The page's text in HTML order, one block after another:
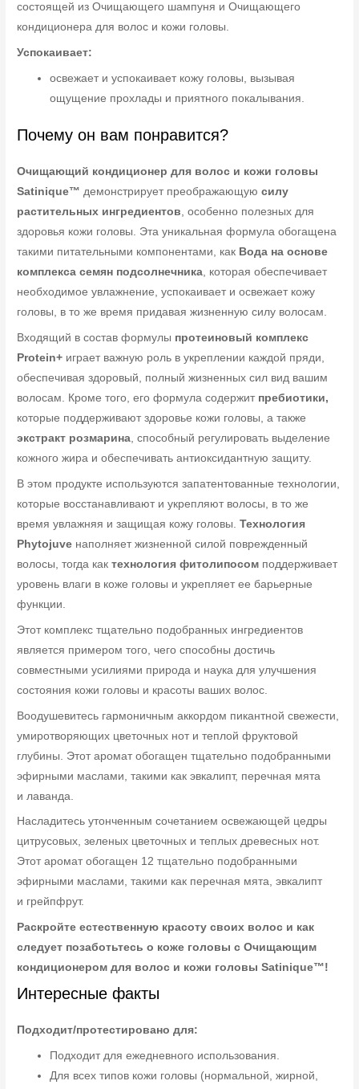
состоящей из Очищающего шампуня и Очищающего
кондиционера для волос и кожи головы.
Успокаивает:
освежает и успокаивает кожу головы, вызывая
ощущение прохлады и приятного покалывания.
Почему он вам понравится?
Очищающий кондиционер для волос и кожи головы
Satinique™ демонстрирует преображающуюсилу
растительных ингредиентов, особенно полезных для
здоровья кожи головы. Эта уникальная формула обогащена
такими питательными компонентами, как Вода на основе
комплекса семян подсолнечника, которая обеспечивает
необходимое увлажнение, успокаивает и освежает кожу
головы, в то же время придавая жизненную силу волосам.
Входящий в состав формулы протеиновый комплекс
Protein+ играет важную роль в укреплении каждой пряди,
обеспечивая здоровый, полный жизненных сил вид вашим
волосам. Кроме того, его формула содержит пребиотики,
которые поддерживают здоровье кожи головы, а также
экстракт розмарина, способный регулировать выделение
кожного жира и обеспечивать антиоксидантную защиту.
В этом продукте используются запатентованные технологии,
которые восстанавливают и укрепляют волосы, в то же
время увлажняя и защищая кожу головы.Технология
Phytojuve наполняет жизненной силой поврежденный
волосы, тогда кактехнология фитолипосом поддерживает
уровень влаги в коже головы и укрепляет ее барьерные
функции.
Этот комплекс тщательно подобранных ингредиентов
является примером того, чего способны достичь
совместными усилиями природа и наука для улучшения
состояния кожи головы и красоты ваших волос.
Воодушевитесь гармоничным аккордом пикантной свежести,
умиротворяющих цветочных нот и теплой фруктовой
глубины. Этот аромат обогащен тщательно подобранными
эфирными маслами, такими как эвкалипт, перечная мята
и лаванда.
Насладитесь утонченным сочетанием освежающей цедры
цитрусовых, зеленых цветочных и теплых древесных нот.
Этот аромат обогащен 12 тщательно подобранными
эфирными маслами, такими как перечная мята, эвкалипт
и грейпфрут.
Раскройте естественную красоту своих волос и как
следует позаботьтесь о коже головы с Очищающим
кондиционером для волос и кожи головы Satinique™!
Интересные факты
Подходит/протестировано для:
Подходит для ежедневного использования.
Для всех типов кожи головы (нормальной, жирной,